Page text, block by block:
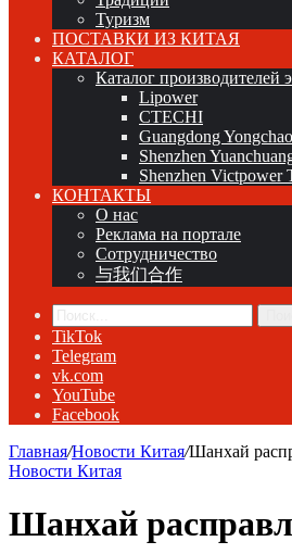
Туризм
ПОСТАВКИ ИЗ КИТАЯ
КАТАЛОГ
Каталог производителей
Lipower
CTECHI
Guangdong
Shenzhen
Shenzhen Victpower
КОНТАКТЫ
О нас
Реклама на портале
Сотрудничество
与我们合作
TikTok
Telegram
vk.com
YouTube
Facebook
Главная/Новости Китая/Шанхай
Новости Китая
Шанхай